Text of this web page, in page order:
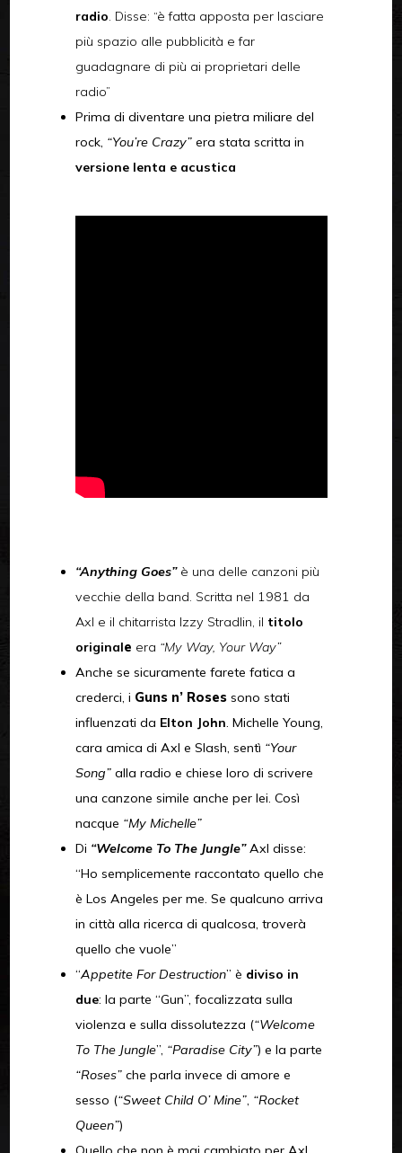
radio. Disse: “è fatta apposta per lasciare
più spazio alle pubblicità e far
guadagnare di più ai proprietari delle
radio”
Prima di diventare una pietra miliare del
rock, “You’re Crazy”era stata scritta in
versione lenta e acustica
“Anything Goes” è una delle canzoni più
vecchie della band. Scritta nel 1981 da
Axl e il chitarrista Izzy Stradlin, il titolo
originale era “My Way, Your Way”
Anche se sicuramente farete fatica a
crederci, i Guns n’ Rosessono stati
influenzati da Elton John. Michelle Young,
cara amica di Axl e Slash, sentì “Your
Song”alla radio e chiese loro di scrivere
una canzone simile anche per lei. Così
nacque “My Michelle”
Di “Welcome To The Jungle”Axl disse:
“Ho semplicemente raccontato quello che
è Los Angeles per me. Se qualcuno arriva
in città alla ricerca di qualcosa, troverà
quello che vuole”
“Appetite For Destruction” è diviso in
due: la parte “Gun”, focalizzata sulla
violenza e sulla dissolutezza (“Welcome
To The Jungle”, “Paradise City”) e la parte
“Roses”che parla invece di amore e
sesso (“Sweet Child O’ Mine”, “Rocket
Queen”)